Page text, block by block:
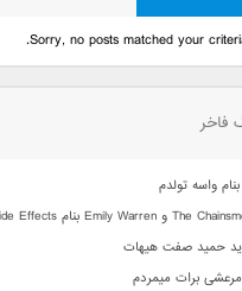
Sorry, no posts matched your
فاخر
واسه تولدم
حمید صفت هیهات
برات میمردم